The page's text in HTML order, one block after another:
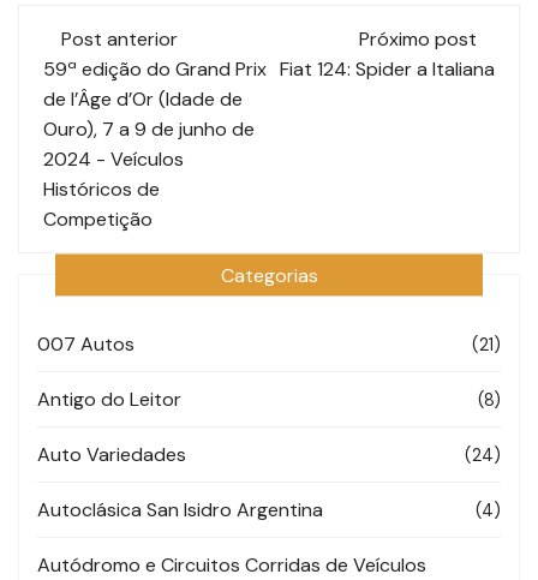
Navegação
de
post
Post anterior
59ª edição do Grand Prix
de l’Âge d’Or (Idade de
Ouro), 7 a 9 de junho de
2024 - Veículos
Históricos de
Competição
Próximo post
Fiat 124: Spider a Italiana
Categorias
007 Autos (21)
Antigo do Leitor (8)
Auto Variedades (24)
Autoclásica San Isidro Argentina (4)
Autódromo e Circuitos Corridas de Veículos